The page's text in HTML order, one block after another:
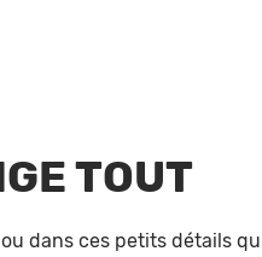
TOUT
dans ces petits détails